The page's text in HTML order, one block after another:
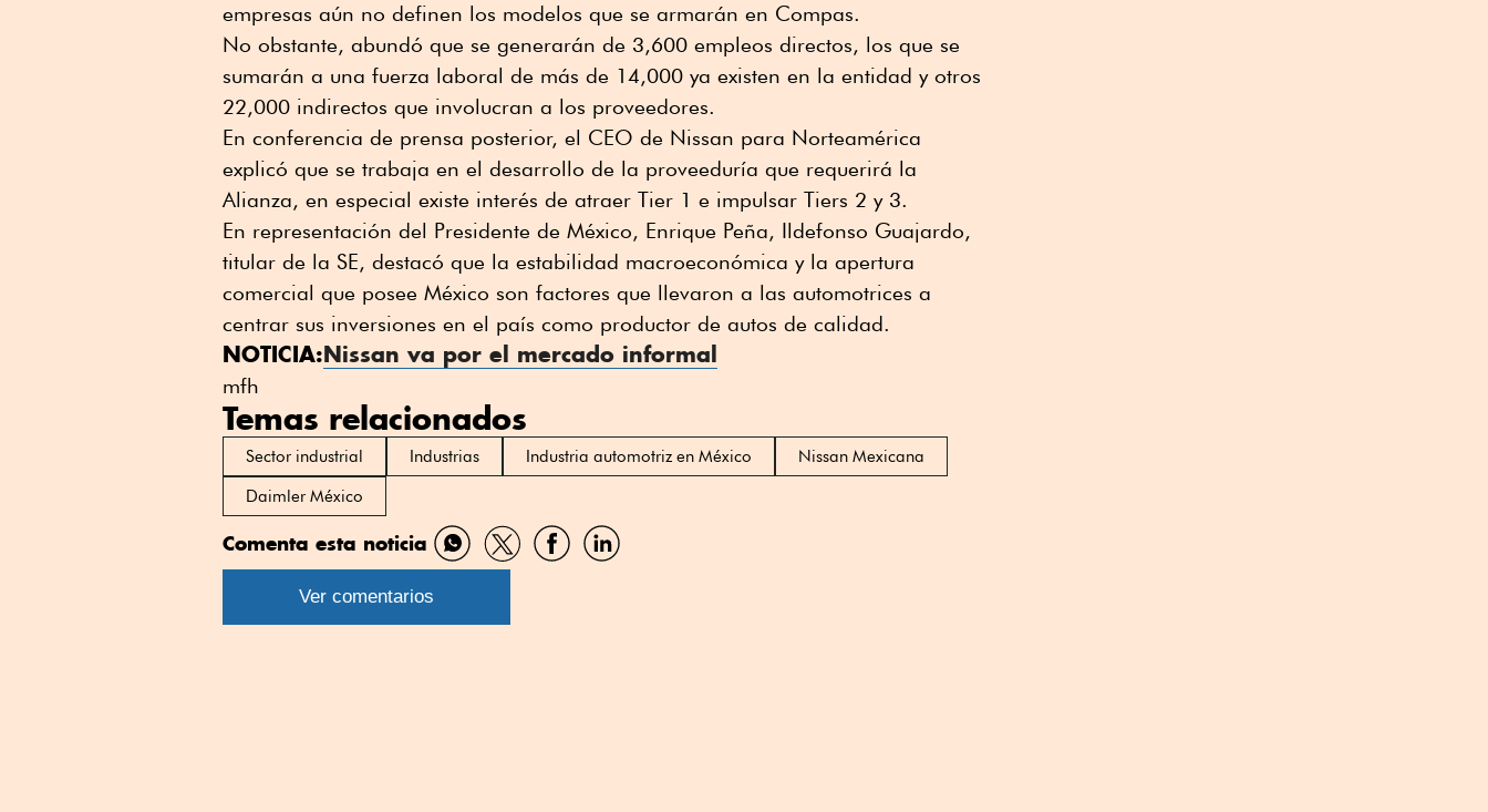
empresas aún no definen los modelos que se armarán en Compas.
No obstante, abundó que se generarán de 3,600 empleos directos, los que se
sumarán a una fuerza laboral de más de 14,000 ya existen en la entidad y otros
22,000 indirectos que involucran a los proveedores.
En conferencia de prensa posterior, el CEO de Nissan para Norteamérica
explicó que se trabaja en el desarrollo de la proveeduría que requerirá la
Alianza, en especial existe interés de atraer Tier 1 e impulsar Tiers 2 y 3.
En representación del Presidente de México, Enrique Peña, Ildefonso Guajardo,
titular de la SE, destacó que la estabilidad macroeconómica y la apertura
comercial que posee México son factores que llevaron a las automotrices a
centrar sus inversiones en el país como productor de autos de calidad.
NOTICIA:Nissan va por el mercado informal
mfh
Temas relacionados
Sector industrial Industrias Industria automotriz en México
Nissan Mexicana
Daimler México
Comenta esta noticia
Compartir
por
Compartir
por
CompartirCompartir
Ver comentarios